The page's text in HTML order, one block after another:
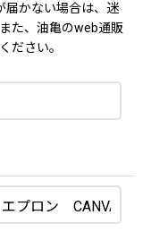
届かない場合は、迷
た、油亀のweb通販
ださい。